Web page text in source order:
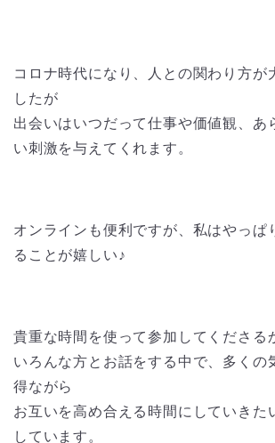
コロナ時代になり、人との関わり方が
したが
出会いはいつだって仕事や価値観、あ
い刺激を与えてくれます。
オンラインも便利ですが、私はやっぱ
ることが嬉しい♪
貴重な時間を使って参加してくださる
いろんな方とお話をする中で、多くの
得ながら
お互いを高め合える時間にしていきた
しています。